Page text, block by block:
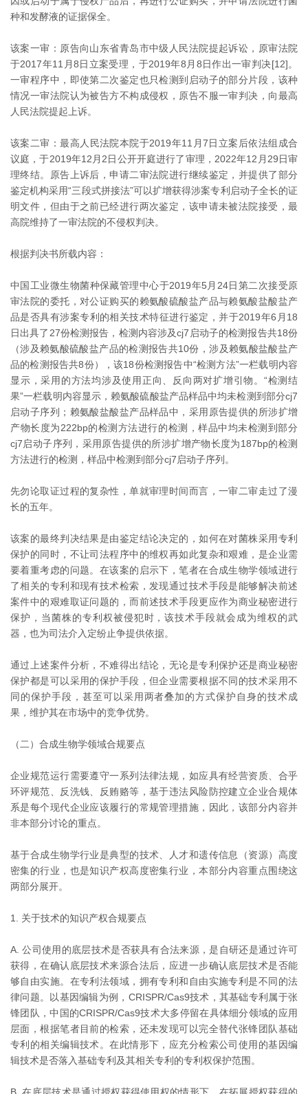
种和发酵液的证据保全。
该案一审：原告向山东省青岛市中级人民法院提起诉讼，原审法院
于2017年11月8日立案受理，于2019年8月8日作出一审判决[12]。
一审程序中，即使第二次鉴定也只检测到启动子的部分片段，该种
情况一审法院认为被告方不构成侵权，原告不服一审判决，向最高
人民法院提起上诉。
该案二审：最高人民法院本院于2019年11月7日立案后依法组成合
议庭，于2019年12月2日公开开庭进行了审理，2022年12月29日审
理终结。原告上诉后，申请二审法院进行继续鉴定，并提供了部分
鉴定机构采用“三段式拼接法”可以扩增获得涉案专利启动子全长的证
明文件，但由于之前已经进行两次鉴定，该申请未被法院接受，最
高院维持了一审法院的不侵权判决。
根据判决书所载内容：
中国工业微生物菌种保藏管理中心于2019年5月24日第二次接受原
审法院的委托，对公证购买的赖氨酸硫酸盐产品与赖氨酸盐酸盐产
品是否具有涉案专利的相关技术特征进行鉴定，并于2019年6月18
日出具了27份检测报告，检测内容涉及cj7启动子的检测报告共18份
（涉及赖氨酸硫酸盐产品的检测报告共10份，涉及赖氨酸盐酸盐产
品的检测报告共8份），该18份检测报告中“检测方法”一栏载明内容
显示，采用的方法均涉及使用正向、反向两对扩增引物。“检测结
果”一栏载明内容显示，赖氨酸硫酸盐产品样品中均未检测到部分cj7
启动子序列；赖氨酸盐酸盐产品样品中，采用原告提供的所涉扩增
产物长度为222bp的检测方法进行的检测，样品中均未检测到部分
cj7启动子序列，采用原告提供的所涉扩增产物长度为187bp的检测
方法进行的检测，样品中检测到部分cj7启动子序列。
先勿论取证过程的复杂性，单就审理时间而言，一审二审走过了漫
长的五年。
该案的最终判决结果是由鉴定结论决定的，如何在对菌株采用专利
保护的同时，不让司法程序中的维权再如此复杂和艰难，是企业需
要着重考虑的问题。在该案的启示下，笔者在合成生物学领域进行
了相关的专利和现有技术检索，发现通过技术手段是能够解决前述
案件中的艰难取证问题的，而前述技术手段更应作为商业秘密进行
保护，当菌株的专利权被侵犯时，该技术手段就会成为维权的武
器，也为司法介入定纷止争提供依据。
通过上述案件分析，不难得出结论，无论是专利保护还是商业秘密
保护都是可以采用的保护手段，但企业需要根据不同的技术采用不
同的保护手段，甚至可以采用两者叠加的方式保护自身的技术成
果，维护其在市场中的竞争优势。
（二）合成生物学领域合规要点
企业规范运行需要遵守一系列法律法规，如应具有经营资质、合乎
环评规范、反洗钱、反贿赂等，基于违法风险防控建立企业合规体
系是每个现代企业应该履行的常规管理措施，因此，该部分内容并
非本部分讨论的重点。
基于合成生物学行业是典型的技术、人才和遗传信息（资源）高度
密集的行业，也是知识产权高度密集行业，本部分内容重点围绕这
两部分展开。
1. 关于技术的知识产权合规要点
A. 公司使用的底层技术是否获具有合法来源，是自研还是通过许可
获得，在确认底层技术来源合法后，应进一步确认底层技术是否能
够自由实施。在专利法领域，拥有专利和自由实施专利是不同的法
律问题。以基因编辑为例，CRISPR/Cas9技术，其基础专利属于张
锋团队，中国的CRISPR/Cas9技术大多停留在具体细分领域的应用
层面，根据笔者目前的检索，还未发现可以完全替代张锋团队基础
专利的相关编辑技术。在此情形下，应充分检索公司使用的基因编
辑技术是否落入基础专利及其相关专利的专利权保护范围。
B. 在底层技术是通过授权获得使用权的情形下，在拓展授权获得的